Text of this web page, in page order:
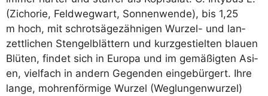
(Zicho­rie, Feld­weg­wart, Son­nen­wen­de), bis 1,25
m hoch, mit schrot­sä­ge­zäh­ni­gen Wur­zel- und lan­
zett­li­chen Sten­gel­blät­tern und kurz­ge­stiel­ten blau­en
Blü­ten, fin­det sich in Euro­pa und im gemä­ßig­ten Asi­
en, viel­fach in andern Gegen­den ein­ge­bür­gert. Ihre
lan­ge, moh­ren­för­mi­ge Wur­zel (Weg­lun­gen­wur­zel)